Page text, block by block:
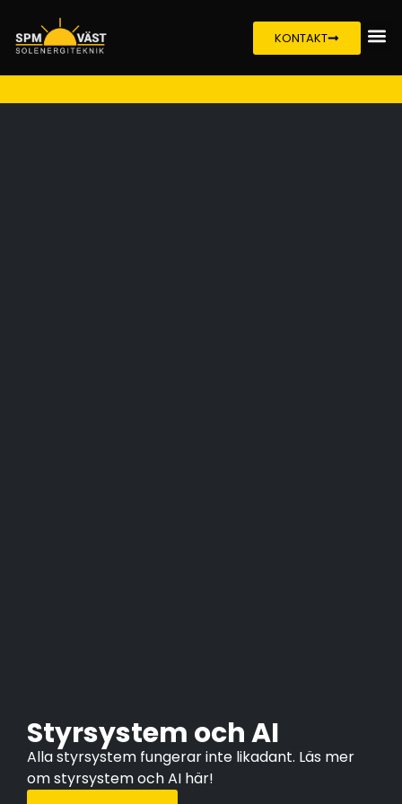
KONTAKT
Styrsystem och AI
Alla styrsystem fungerar inte likadant. Läs mer
om styrsystem och AI här!